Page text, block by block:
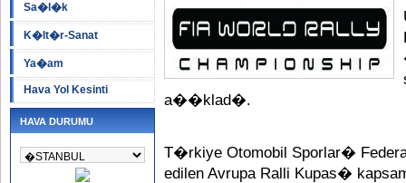
Sa�l�k
K�lt�r-Sanat
Ya�am
Hava Yol Kesinti
HAVA DURUMU
a��klad�.
T�rkiye Otomobil Sporlar�
edilen Avrupa Ralli Kupas�